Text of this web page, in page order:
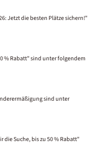
Jetzt die besten Plätze sichern!"
% Rabatt" sind unter folgendem
sind unter
die Suche, bis zu 50 % Rabatt"